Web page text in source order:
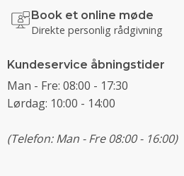
Book et online møde
Direkte personlig rådgivning
Kundeservice åbningstider
Man - Fre: 08:00 - 17:30
Lørdag: 10:00 - 14:00
(Telefon: Man - Fre 08:00 - 16:00)